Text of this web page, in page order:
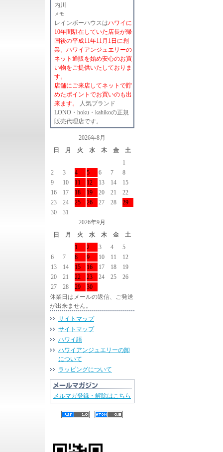
内川
メモ
レインボーハウスはハワイに
10年間駐在していた店長が帰
国後の平成11年11月1日に創
業。ハワイアンジュエリーの
ネット通販を始め安心のお買
い物をご提供いたしておりま
す。
店舗にご来店してネットで貯
めたポイントでお買いのも出
来ます。
人気ブランド
LONO・hoku・kahikoの正規
販売代理店です。
2026年8月
日
月 火 水 木 金
土
1
2
3 4 5 6 7
8
9
10 11 12 13 14
15
16
17 18 19 20 21
22
23
24 25 26 27 28
29
30
31
2026年9月
日
月 火 水 木 金
土
1
2 3 4
5
6
7 8 9 10 11
12
13
14 15 16 17 18
19
20
21 22 23 24 25
26
27
28 29
30
休業日はメールの返信、ご発送
が出来ません。
サイトマップ
サイトマップ
ハワイ語
ハワイアンジュエリーの卸
について
ラッピングについて
メルマガ登録・解除はこちら